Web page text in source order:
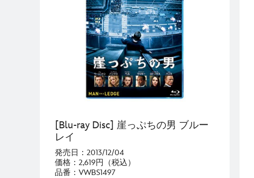
[Blu-ray Disc] 崖っぷちの男 ブルー
レイ
発売日：2013/12/04
価格：2,619円（税込）
品番：VWBS1497